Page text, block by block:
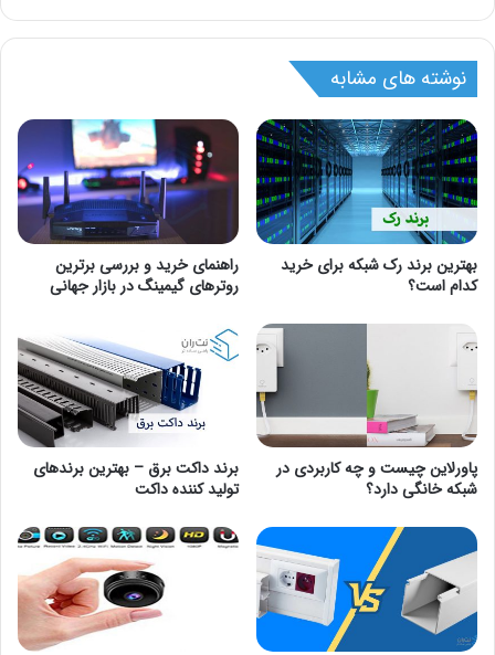
نوشته های مشابه
بهترین برند رک شبکه برای خرید
کدام است؟
راهنمای خرید و بررسی برترین
روترهای گیمینگ در بازار جهانی
پاورلاین چیست و چه کاربردی در
شبکه خانگی دارد؟
برند داکت برق – بهترین برندهای
تولید کننده داکت